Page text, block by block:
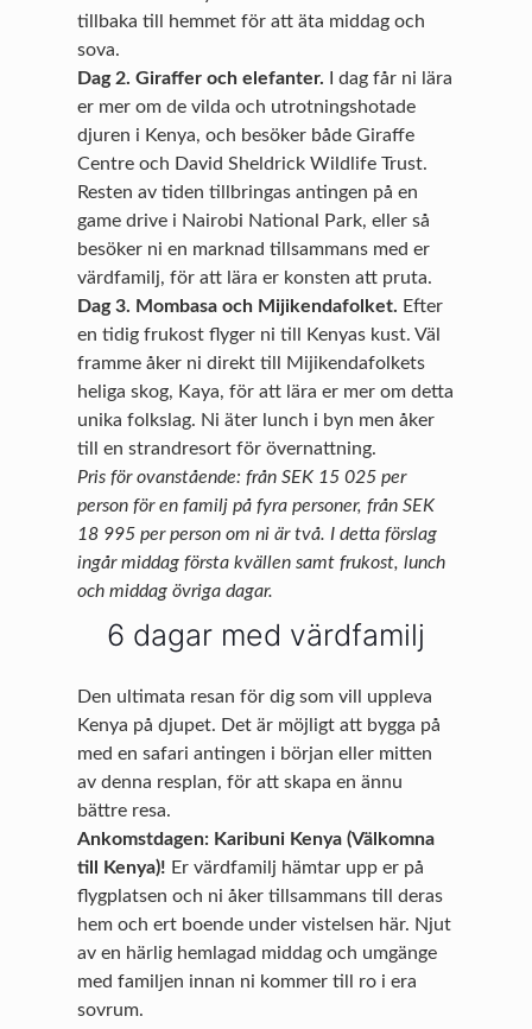
tillbaka till hemmet för att äta middag och
sova.
Dag 2. Giraffer och elefanter. I dag får ni lära
er mer om de vilda och utrotningshotade
djuren i Kenya, och besöker både Giraffe
Centre och David Sheldrick Wildlife Trust.
Resten av tiden tillbringas antingen på en
game drive i Nairobi National Park, eller så
besöker ni en marknad tillsammans med er
värdfamilj, för att lära er konsten att pruta.
Dag 3. Mombasa och Mijikendafolket. Efter
en tidig frukost flyger ni till Kenyas kust. Väl
framme åker ni direkt till Mijikendafolkets
heliga skog, Kaya, för att lära er mer om detta
unika folkslag. Ni äter lunch i byn men åker
till en strandresort för övernattning.
Pris för ovanstående: från SEK 15 025 per
person för en familj på fyra personer, från SEK
18 995 per person om ni är två. I detta förslag
ingår middag första kvällen samt frukost, lunch
och middag övriga dagar.
6 dagar med värdfamilj
Den ultimata resan för dig som vill uppleva
Kenya på djupet. Det är möjligt att bygga på
med en safari antingen i början eller mitten
av denna resplan, för att skapa en ännu
bättre resa.
Ankomstdagen: Karibuni Kenya (Välkomna
till Kenya)! Er värdfamilj hämtar upp er på
flygplatsen och ni åker tillsammans till deras
hem och ert boende under vistelsen här. Njut
av en härlig hemlagad middag och umgänge
med familjen innan ni kommer till ro i era
sovrum.